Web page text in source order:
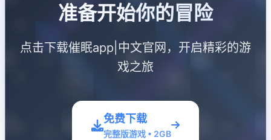
准备开始你的冒险
点击下载催眠app|中文官网，开启精彩的游
戏之旅
免费下载
完整版游戏 • 2GB